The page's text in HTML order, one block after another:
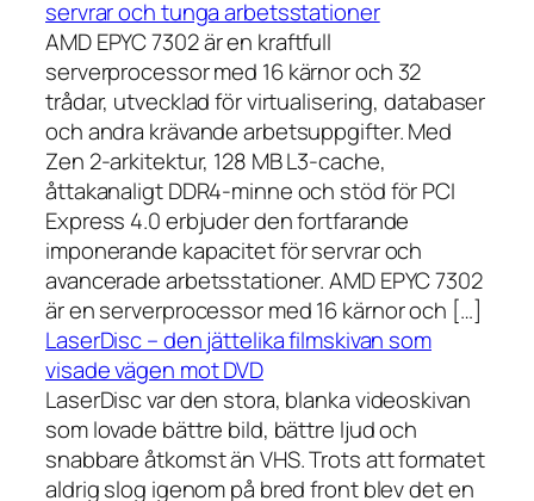
servrar och tunga arbetsstationer
AMD EPYC 7302 är en kraftfull
serverprocessor med 16 kärnor och 32
trådar, utvecklad för virtualisering, databaser
och andra krävande arbetsuppgifter. Med
Zen 2-arkitektur, 128 MB L3-cache,
åttakanaligt DDR4-minne och stöd för PCI
Express 4.0 erbjuder den fortfarande
imponerande kapacitet för servrar och
avancerade arbetsstationer. AMD EPYC 7302
är en serverprocessor med 16 kärnor och […]
LaserDisc – den jättelika filmskivan som
visade vägen mot DVD
LaserDisc var den stora, blanka videoskivan
som lovade bättre bild, bättre ljud och
snabbare åtkomst än VHS. Trots att formatet
aldrig slog igenom på bred front blev det en